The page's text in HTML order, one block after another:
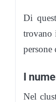
Di
trovano
persone
I
Nel